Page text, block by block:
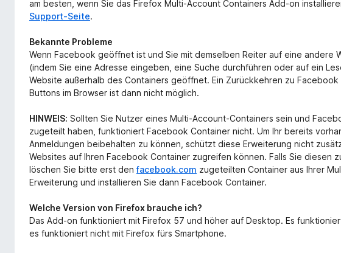
am besten, wenn Sie das Firefox Multi-Account Containers Add-on
Support-Seite.
Bekannte Probleme
Wenn Facebook geöffnet ist und Sie mit demselben Reiter auf eine andere
(indem Sie eine Adresse eingeben, eine Suche durchführen oder auf ein
Website außerhalb des Containers geöffnet. Ein Zurückkehren zu
Buttons im Browser ist dann nicht möglich.
HINWEIS: Sollten Sie Nutzer eines Multi-Account-Containers sein und
zugeteilt haben, funktioniert Facebook Container nicht. Um Ihr bereits
Anmeldungen beibehalten zu können, schützt diese Erweiterung nicht
Websites auf Ihren Facebook Container zugreifen können. Falls Sie diesen
löschen Sie bitte erst denfacebook.com zugeteilten Container aus Ihrer
Erweiterung und installieren Sie dann Facebook Container.
Welche Version von Firefox brauche ich?
Das Add-on funktioniert mit Firefox 57 und höher auf Desktop. Es
es funktioniert nicht mit Firefox fürs Smartphone.